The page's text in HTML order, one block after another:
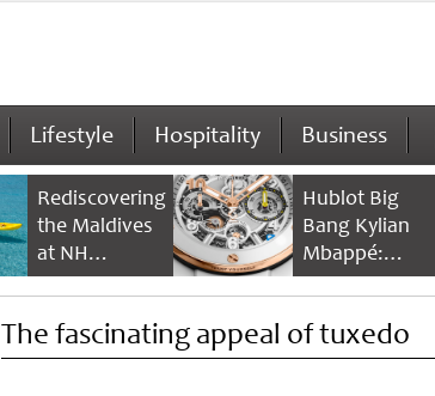
Lifestyle Hospitality Business
Rediscovering
the Maldives
at NH
Collection
Reethi Resort
Hublot Big
Bang Kylian
Mbappé:
Champion’s
The fascinating appeal of tuxedo